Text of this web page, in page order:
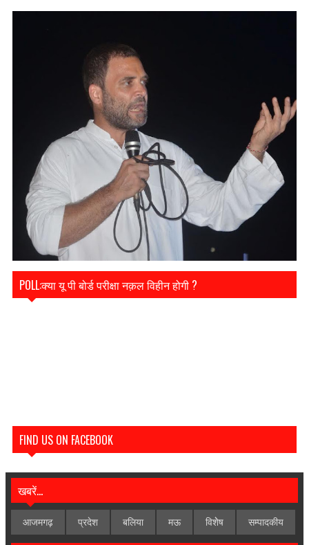
POLL:क्या यू पी बोर्ड परीक्षा नक़ल विहीन होगी ?
FIND US ON FACEBOOK
खबरें...
आजमगढ़ प्रदेश बलिया मऊ विशेेष सम्पादकीय